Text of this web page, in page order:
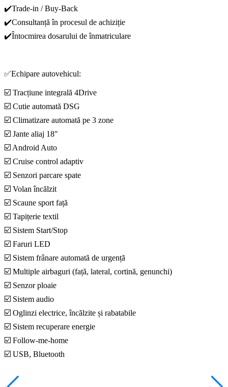
✔️Trade-in / Buy-Back
✔️Consultanță în procesul de achiziție
✔️Întocmirea dosarului de înmatriculare
✅Echipare autovehicul:
☑️ Tracțiune integrală 4Drive
☑️ Cutie automată DSG
☑️ Climatizare automată pe 3 zone
☑️ Jante aliaj 18"
☑️ Android Auto
☑️ Cruise control adaptiv
☑️ Senzori parcare spate
☑️ Volan încălzit
☑️ Scaune sport față
☑️ Tapițerie textil
☑️ Sistem Start/Stop
☑️ Faruri LED
☑️ Sistem frânare automată de urgență
☑️ Multiple airbaguri (față, lateral, cortină, genunchi)
☑️ Senzor ploaie
☑️ Sistem audio
☑️ Oglinzi electrice, încălzite și rabatabile
☑️ Sistem recuperare energie
☑️ Follow-me-home
☑️ USB, Bluetooth